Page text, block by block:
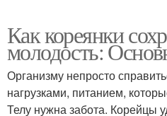
Как кореянки
молодость:
Организму непросто
нагрузками, питанием,
Телу нужна забота. Корейцы